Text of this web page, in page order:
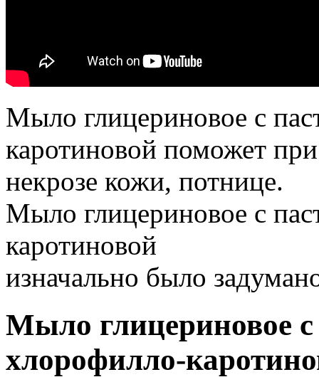
Мыло глицериновое с
каротиновой поможет
некрозе кожи, потнице.
Мыло глицериновое с
каротиновой
изначально было
Мыло глицериновое с
хлорофилло-